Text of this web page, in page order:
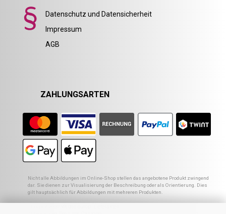
Datenschutz und Datensicherheit
Impressum
AGB
ZAHLUNGSARTEN
Nicht alle Abbildungen im Online-Shop stellen das angebotene Produkt zwingend
dar. Sie dienen zur Visualisierung der Beschreibung oder als Orientierung. Dies
gilt hauptsächlich für Abbildungen mit mehreren Produkten.